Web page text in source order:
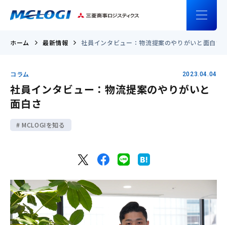
ホーム 最新情報 社員インタビュー：物流提案のやりがいと面白さ
コラム 2023.04.04
社員インタビュー：物流提案のやりがいと
面白さ
MCLOGIを知る